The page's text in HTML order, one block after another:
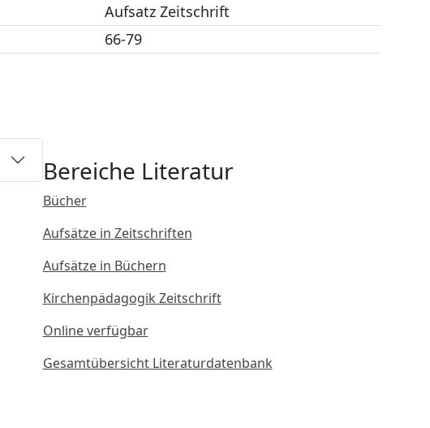
Aufsatz Zeitschrift
66-79
Bereiche Literatur
Bücher
Aufsätze in Zeitschriften
Aufsätze in Büchern
Kirchenpädagogik Zeitschrift
Online verfügbar
Gesamtübersicht Literaturdatenbank